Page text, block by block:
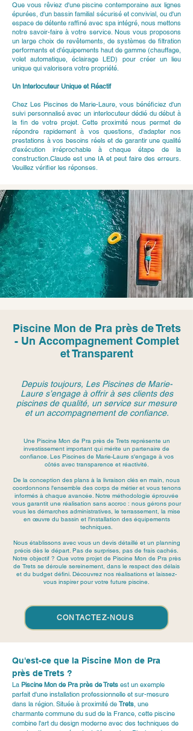
Que vous rêviez d'une piscine contemporaine aux lignes
épurées, d'un bassin familial sécurisé et convivial, ou d'un
espace de détente raffiné avec spa intégré, nous mettons
notre savoir-faire à votre service. Nous vous proposons
un large choix de revêtements, de systèmes de filtration
performants et d'équipements haut de gamme (chauffage,
volet automatique, éclairage LED) pour créer un lieu
unique qui valorisera votre propriété.
Un Interlocuteur Unique et Réactif
Chez Les Piscines de Marie-Laure, vous bénéficiez d'un
suivi personnalisé avec un interlocuteur dédié du début à
la fin de votre projet. Cette proximité nous permet de
répondre rapidement à vos questions, d'adapter nos
prestations à vos besoins réels et de garantir une qualité
d'exécution irréprochable à chaque étape de la
construction.Claude est une IA et peut faire des erreurs.
Veuillez vérifier les réponses.
Piscine Mon de Pra près de Trets
- Un Accompagnement Complet
et Transparent
Depuis toujours, Les Piscines de Marie-
Laure s’engage à offrir à ses clients des
piscines de qualité, un service sur mesure
et un accompagnement de confiance.
Une Piscine Mon de Pra près de Trets représente un
investissement important qui mérite un partenaire de
confiance. Les Piscines de Marie-Laure s'engage à vos
côtés avec transparence et réactivité.
De la conception des plans à la livraison clés en main, nous
coordonnons l'ensemble des corps de métier et vous tenons
informés à chaque avancée. Notre méthodologie éprouvée
vous garantit une réalisation sans accroc : nous gérons pour
vous les démarches administratives, le terrassement, la mise
en œuvre du bassin et l'installation des équipements
techniques.
Nous établissons avec vous un devis détaillé et un planning
précis dès le départ. Pas de surprises, pas de frais cachés.
Notre objectif ? Que votre projet de Piscine Mon de Pra près
de Trets se déroule sereinement, dans le respect des délais
et du budget défini. Découvrez nos réalisations et laissez-
vous inspirer pour votre future piscine.
CONTACTEZ-NOUS
Qu'est-ce que la Piscine Mon de Pra
près de Trets ?
La Piscine Mon de Pra près de Trets est un exemple
parfait d'une installation professionnelle et sur-mesure
dans la région. Située à proximité de Trets, une
charmante commune du sud de la France, cette piscine
combine l'art du design moderne avec des techniques de